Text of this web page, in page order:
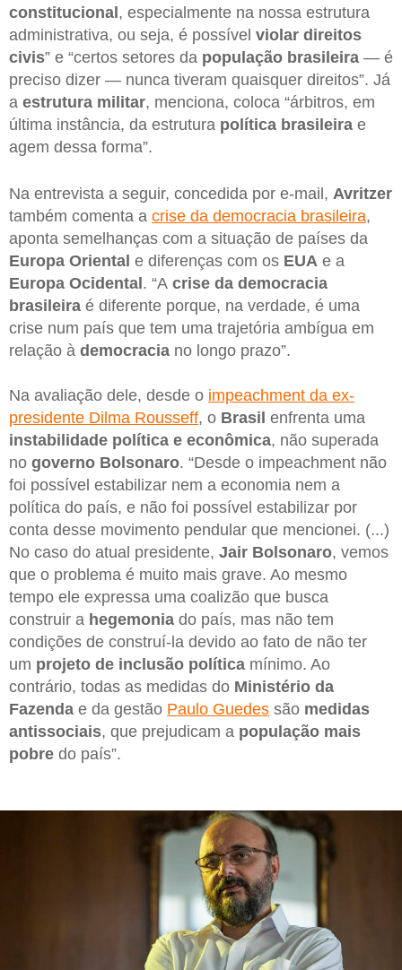
constitucional, especialmente na nossa estrutura
administrativa, ou seja, é possível violar direitos
civis” e “certos setores da população brasileira — é
preciso dizer — nunca tiveram quaisquer direitos”. Já
a estrutura militar, menciona, coloca “árbitros, em
última instância, da estrutura política brasileira e
agem dessa forma”.
Na entrevista a seguir, concedida por e-mail, Avritzer
também comenta a crise da democracia brasileira,
aponta semelhanças com a situação de países da
Europa Oriental e diferenças com os EUA e a
Europa Ocidental. “A crise da democracia
brasileira é diferente porque, na verdade, é uma
crise num país que tem uma trajetória ambígua em
relação à democracia no longo prazo”.
Na avaliação dele, desde o impeachment da ex-
presidente Dilma Rousseff, o Brasil enfrenta uma
instabilidade política e econômica, não superada
no governo Bolsonaro. “Desde o impeachment não
foi possível estabilizar nem a economia nem a
política do país, e não foi possível estabilizar por
conta desse movimento pendular que mencionei. (...)
No caso do atual presidente, Jair Bolsonaro, vemos
que o problema é muito mais grave. Ao mesmo
tempo ele expressa uma coalizão que busca
construir a hegemonia do país, mas não tem
condições de construí-la devido ao fato de não ter
um projeto de inclusão política mínimo. Ao
contrário, todas as medidas do Ministério da
Fazenda e da gestão Paulo Guedes são medidas
antissociais, que prejudicam a população mais
pobre do país”.